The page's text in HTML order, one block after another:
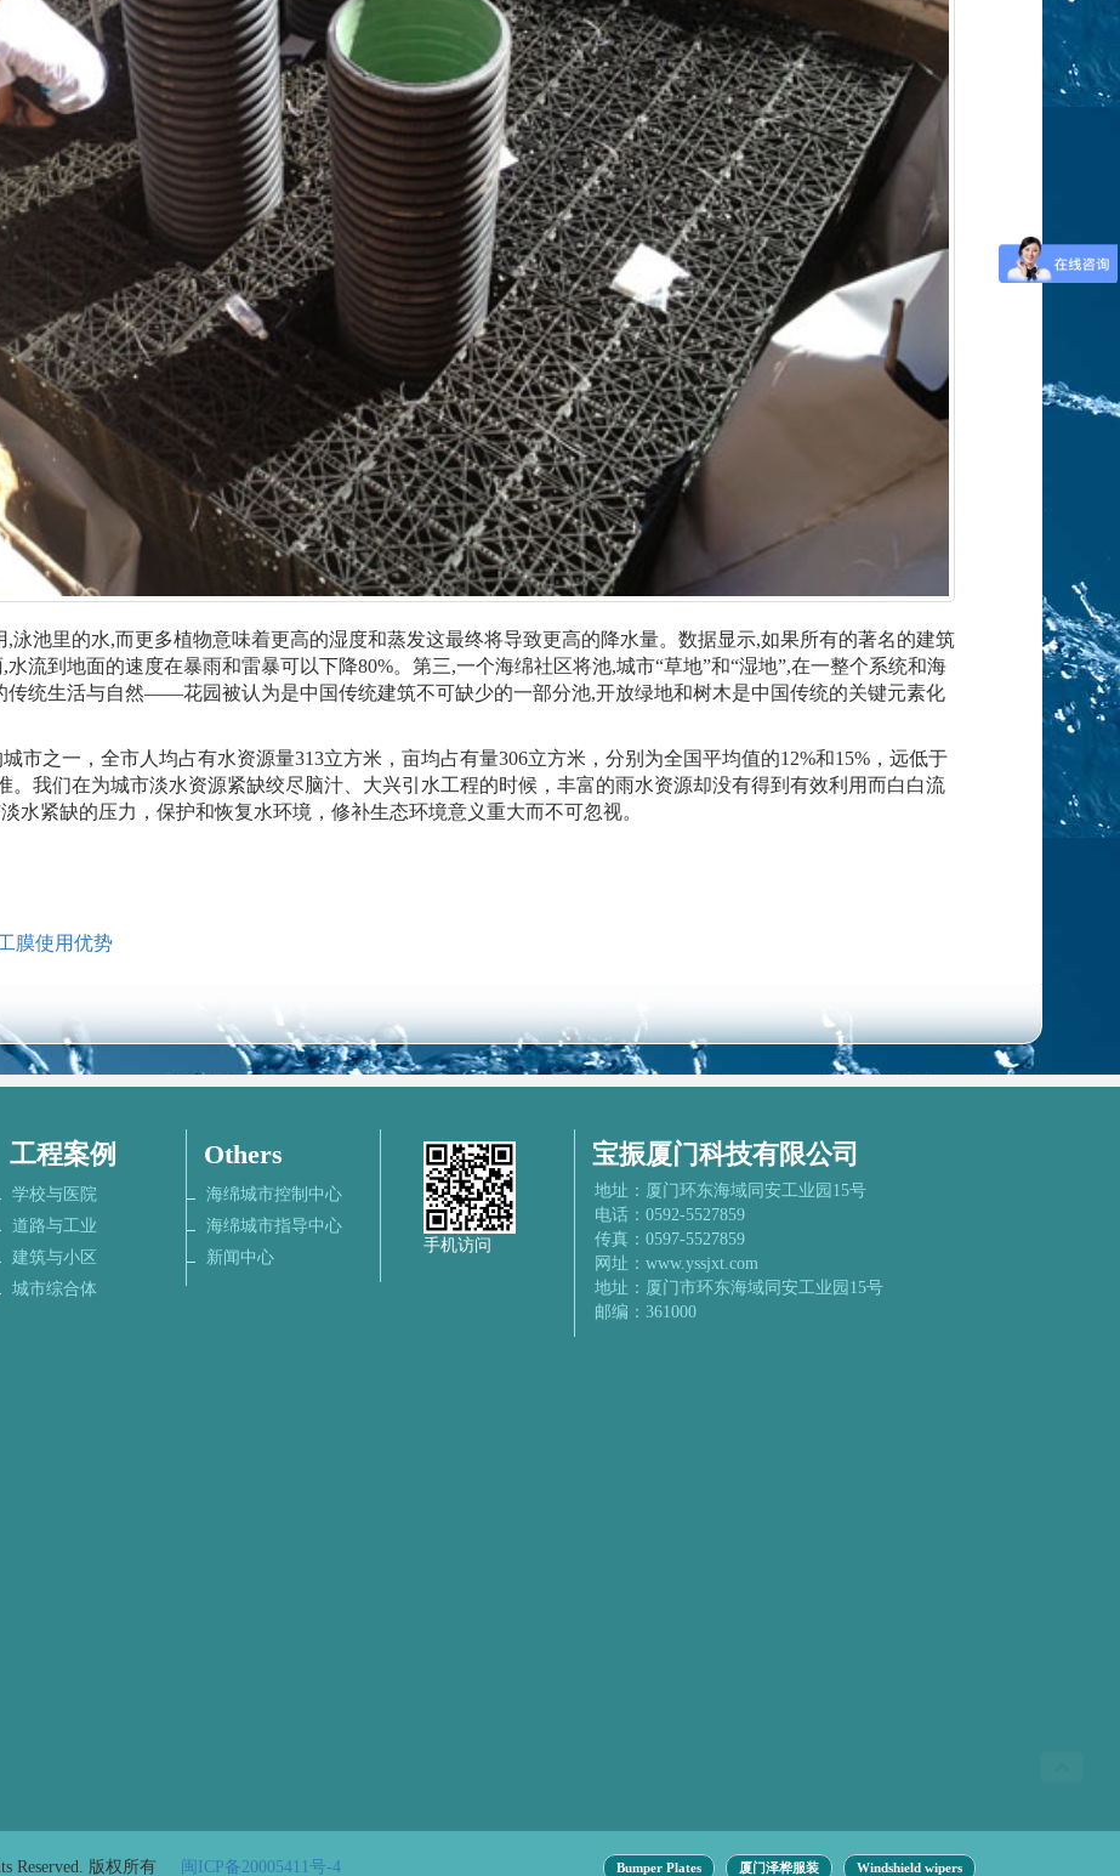
池里的水,而更多植物意味着更高的湿度和蒸发这最终将导致更高的降水量。数据显示,如果所有的著名的建筑
流到地面的速度在暴雨和雷暴可以下降80%。第三,一个海绵社区将池,城市“草地”和“湿地”,在一整个系统和海
传统生活与自然——花园被认为是中国传统建筑不可缺少的一部分池,开放绿地和树木是中国传统的关键元素化
之一，全市人均占有水资源量313立方米，亩均占有量306立方米，分别为全国平均值的12%和15%，远低于
。我们在为城市淡水资源紧缺绞尽脑汁、大兴引水工程的时候，丰富的雨水资源却没有得到有效利用而白白流
水紧缺的压力，保护和恢复水环境，修补生态环境意义重大而不可忽视。
膜使用优势
工程案例
学校与医院
道路与工业
建筑与小区
城市综合体
Others
海绵城市控制中心
海绵城市指导中心
新闻中心
手机访问
宝振厦门科技有限公司
地址：厦门环东海域同安工业园15号
电话：0592-5527859
传真：0597-5527859
网址：www.yssjxt.com
地址：厦门市环东海域同安工业园15号
邮编：361000
Reserved. 版权所有 闽ICP备20005411号-4 Bumper Plates 厦门泽桦服装 Windshield wipers